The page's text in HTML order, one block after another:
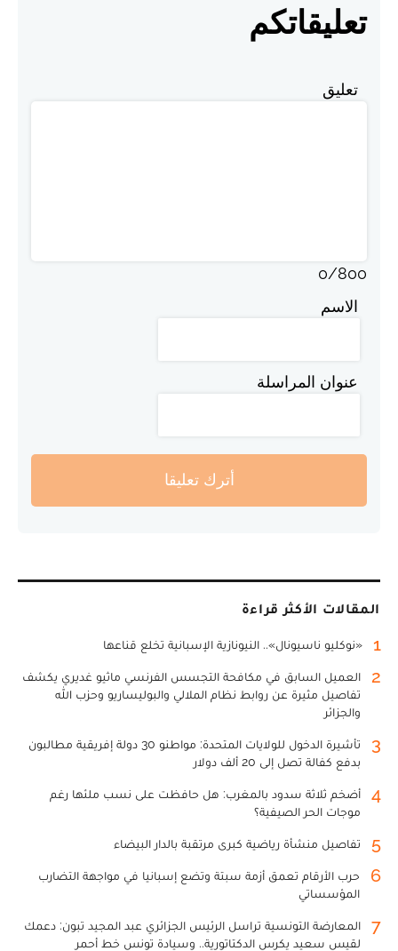
تعليقاتكم
تعليق
0/800
الاسم
عنوان المراسلة
أترك تعليقا
المقالات الأكثر قراءة
1 «نوكليو ناسيونال».. النيونازية الإسبانية تخلع قناعها
2
العميل السابق في مكافحة التجسس الفرنسي ماثيو غديري يكشف
تفاصيل مثيرة عن روابط نظام الملالي والبوليساريو وحزب الله
والجزائر
3
تأشيرة الدخول للولايات المتحدة: مواطنو 30 دولة إفريقية مطالبون
بدفع كفالة تصل إلى 20 ألف دولار
4
أضخم ثلاثة سدود بالمغرب: هل حافظت على نسب ملئها رغم
موجات الحر الصيفية؟
5 تفاصيل منشأة رياضية كبرى مرتقبة بالدار البيضاء
6
حرب الأرقام تعمق أزمة سبتة وتضع إسبانيا في مواجهة التضارب
المؤسساتي
7
المعارضة التونسية تراسل الرئيس الجزائري عبد المجيد تبون: دعمك
لقيس سعيد يكرس الدكتاتورية.. وسيادة تونس خط أحمر